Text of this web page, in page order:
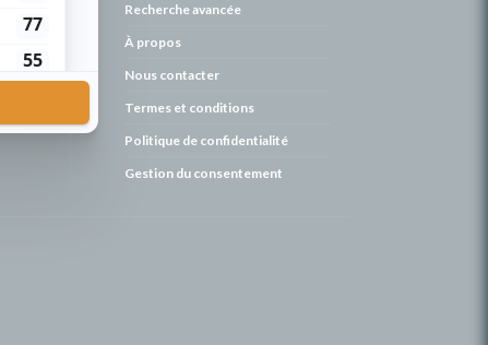
Recherche avancée
À propos
Nous contacter
Termes et conditions
Politique de confidentialité
Gestion du consentement